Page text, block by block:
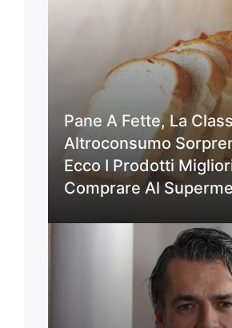
Pane A Fette, La
Altroconsumo
Ecco I Prodotti
Comprare Al